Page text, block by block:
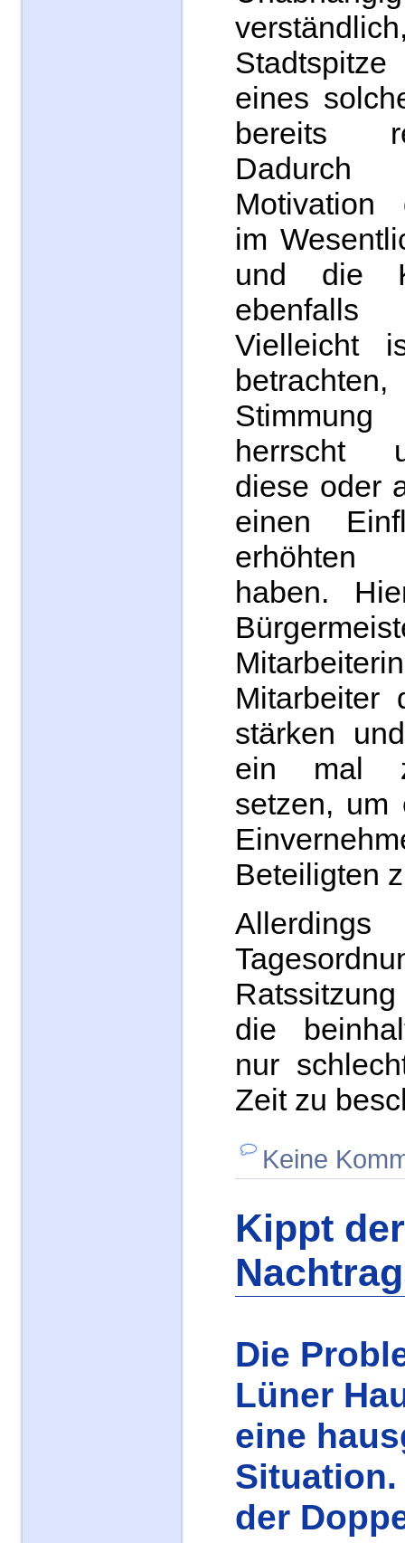
eines
bereits
Motivation
im
und die
Vielleicht
herrscht
diese oder
einen
erhöhten
haben.
Mitarbeiter
stärken
ein mal
setzen, um
Beteiligten
die
nur
Zeit zu
Keine
Kippt der
Die
Lüner
eine
der